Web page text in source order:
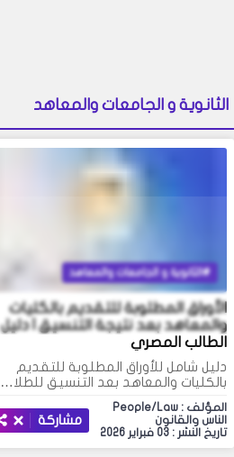
الثانوية و الجامعات والمعاهد
الثانوية و الجامعات والمعاهد
الأوراق المطلوبة للتقديم بالكليات
والمعاهد بعد نتيجة التنسيق | دليل
الطالب المصري
دليل شامل للأوراق المطلوبة للتقديم
بالكليات والمعاهد بعد التنسيق للطلا…
المؤلف : People/Law
الناس والقانون
تاريخ النشر : 03 فبراير 2026
مشاركة